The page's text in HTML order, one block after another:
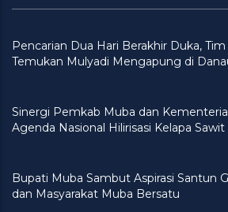
Pencarian Dua Hari Berakhir Duka,
Temukan Mulyadi Mengapung di
Sinergi Pemkab Muba dan
Agenda Nasional Hilirisasi Kelapa Sawit
Bupati Muba Sambut Aspirasi Santun
dan Masyarakat Muba Bersatu